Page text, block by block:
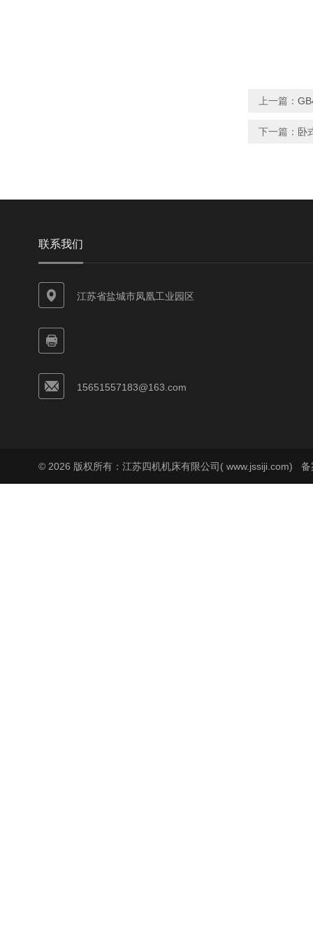
上一篇：
下一篇： 卧
联系我们
江苏省盐城市凤凰工业园区
15651557183@163.com
© 2026 版权所有：江苏四机机床有限公司( www.jssiji.com) 备